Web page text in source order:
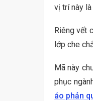
vị trí này
Riêng vết
lớp che
Mã này
phục
áo phản